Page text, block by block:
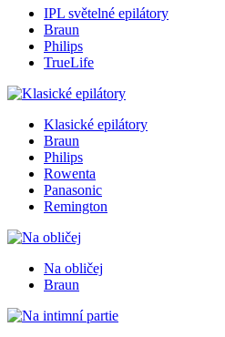
IPL světelné epilátory
Braun
Philips
TrueLife
Klasické epilátory
Braun
Philips
Rowenta
Panasonic
Remington
Na obličej
Braun